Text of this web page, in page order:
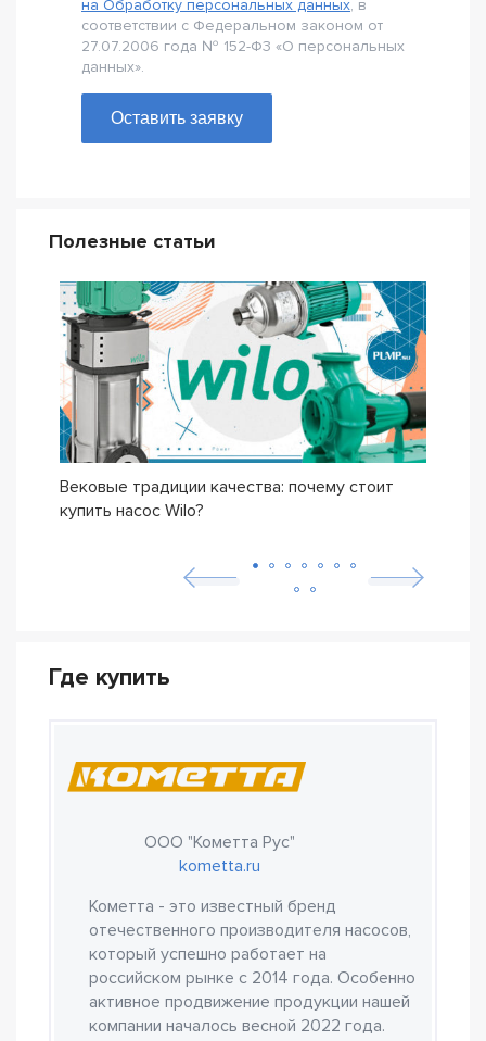
на Обработку персональных данных, в
соответствии с Федеральном законом от
27.07.2006 года № 152-Ф3 «О персональных
данных».
Оставить заявку
Полезные статьи
Вековые традиции качества: почему стоит
купить насос Wilo?
Где купить
ООО "Кометта Рус"
kometta.ru
Кометта - это известный бренд
отечественного производителя насосов,
который успешно работает на
российском рынке с 2014 года. Особенно
активное продвижение продукции нашей
компании началось весной 2022 года.